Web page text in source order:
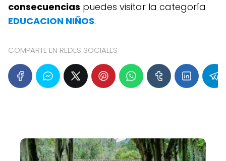
consecuencias puedes visitar la categoría
EDUCACION NIÑOS.
COMPARTE EN REDES SOCIALES